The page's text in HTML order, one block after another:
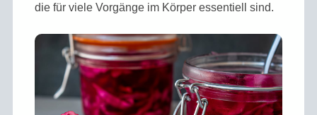
die für viele Vorgänge im Körper essentiell sind.